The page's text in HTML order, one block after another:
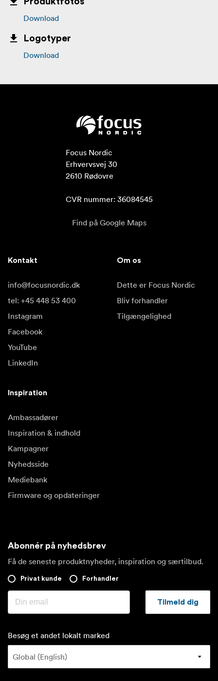
Download
Logotyper
Download
Focus Nordic
Erhvervsvej 30
2610 Rødovre
CVR nummer: 36084545
Find på Google Maps
Kontakt
info@focusnordic.dk
tel: +45 448 53 400
Instagram
Facebook
YouTube
LinkedIn
Om os
Dette er Focus Nordic
Bliv forhandler
Tilgængelighed
Inspiration
Ambassadører
Inspiration & indhold
Kampagner
Nyhedsside
Mediebank
Firmware og opdateringer
Abonnér på nyhedsbrev
Få de seneste produktnyheder, inspiration og særtilbud.
Privat kunde Forhandler
Tilmeld dig
Besøg et andet lokalt marked